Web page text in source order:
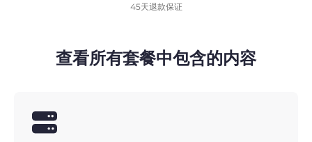
45天退款保证
查看所有套餐中包含的内容